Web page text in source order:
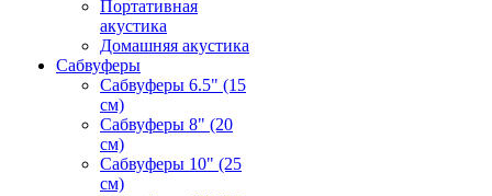
Портативная
акустика
Домашняя акустика
Сабвуферы
Сабвуферы 6.5" (15
см)
Сабвуферы 8" (20
см)
Сабвуферы 10" (25
см)